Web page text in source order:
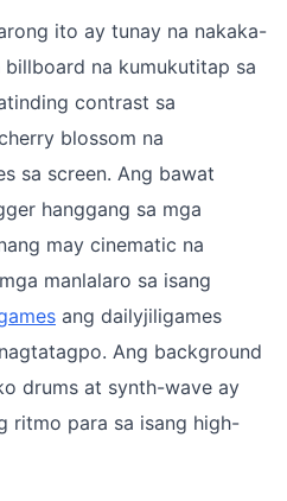
ito ay tunay na nakaka-
na kumukutitap sa
contrast sa
blossom na
sa screen. Ang bawat
hanggang sa mga
may cinematic na
manlalaro sa isang
ang dailyjiligames
Ang background
drums at synth-wave ay
ritmo para sa isang high-